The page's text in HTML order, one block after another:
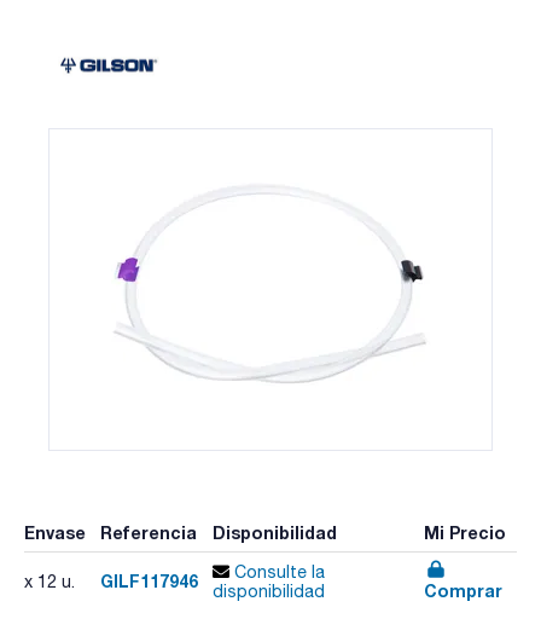
Envase Referencia Disponibilidad Mi Precio
x 12 u. GILF117946
Consulte la
disponibilidad
Comprar